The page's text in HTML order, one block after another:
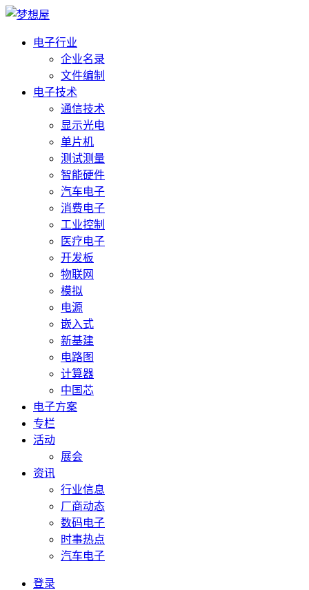
电子行业
企业名录
文件编制
电子技术
通信技术
显示光电
单片机
测试测量
智能硬件
汽车电子
消费电子
工业控制
医疗电子
开发板
物联网
模拟
电源
嵌入式
新基建
电路图
计算器
中国芯
电子方案
专栏
活动
展会
资讯
行业信息
厂商动态
数码电子
时事热点
汽车电子
登录